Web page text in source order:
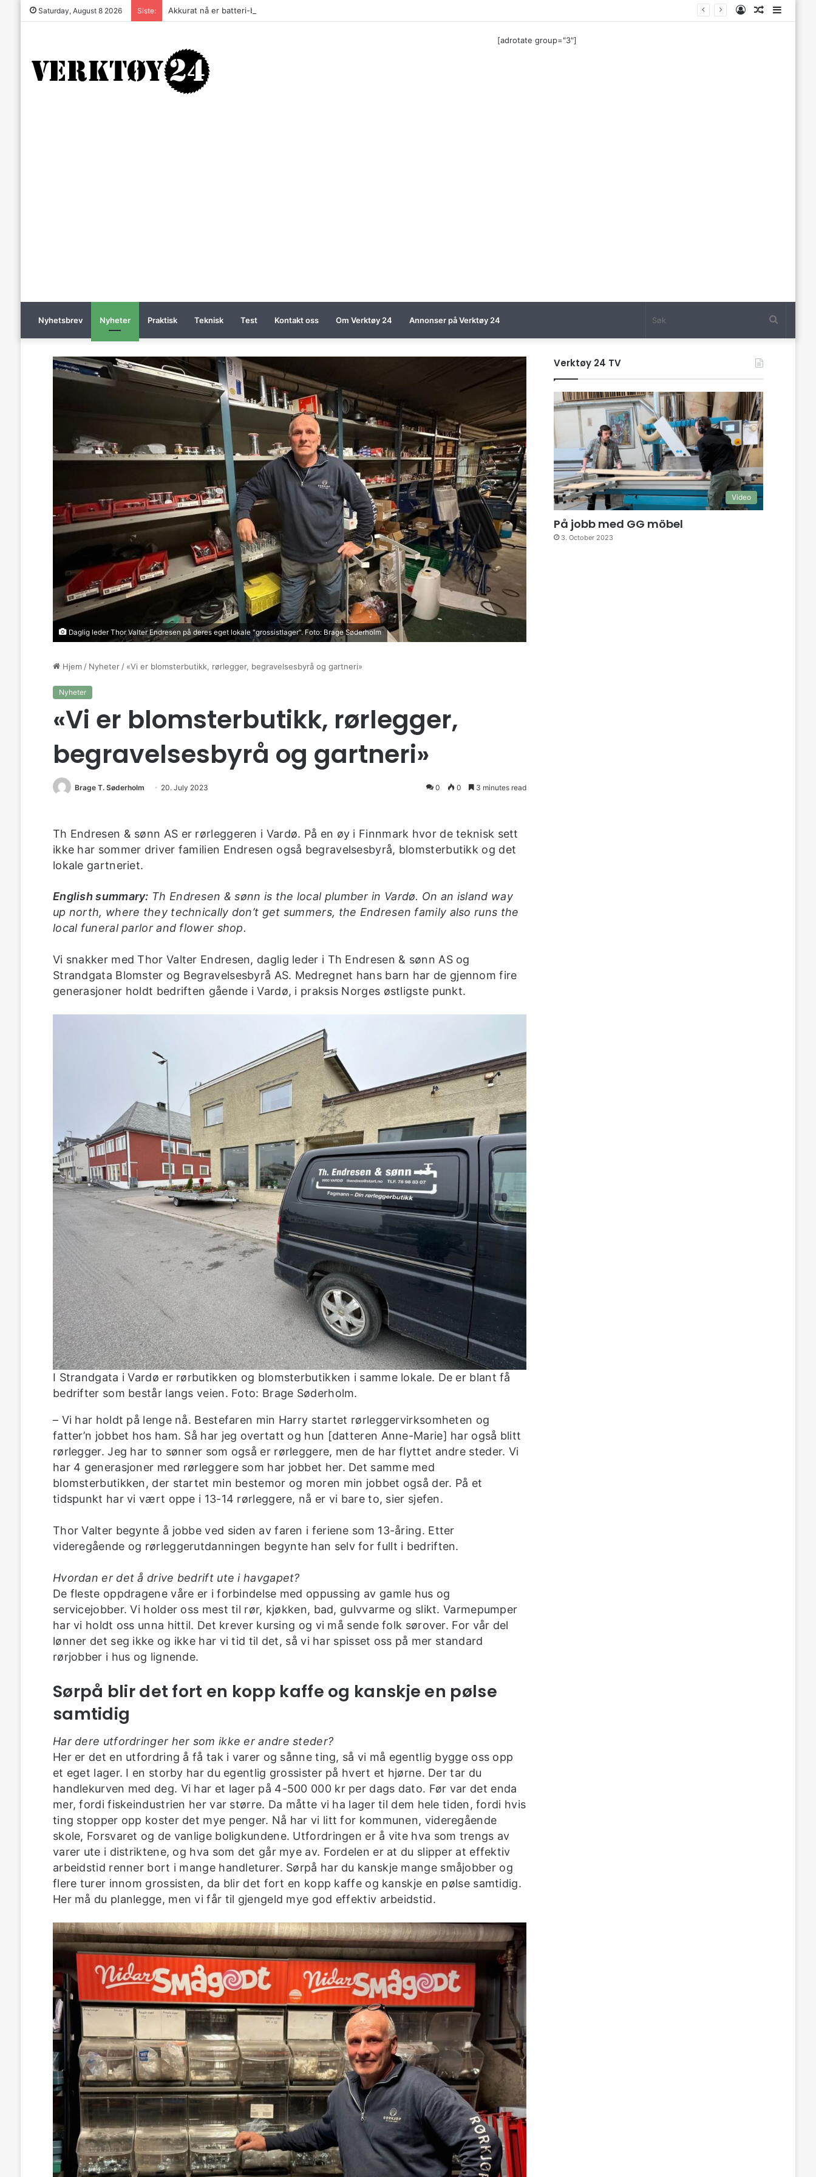
Saturday, August 8 2026 Siste: Akkurat nå er batteri-bordsaga til Festool billigere Sidebar
Tilfeldig
Log
[adrotate group="3"]
Nyhetsbrev Nyheter Praktisk Teknisk Test Kontakt oss Om Verktøy 24 Annonser på Verktøy 24
Daglig leder Thor Valter Endresen på deres eget lokale "grossistlager". Foto: Brage Søderholm
Hjem / Nyheter / «Vi er blomsterbutikk, rørlegger, begravelsesbyrå og gartneri»
Nyheter
«Vi er blomsterbutikk, rørlegger,
begravelsesbyrå og gartneri»
Brage T. Søderholm 20. July 2023 0 0 3 minutes read
Th Endresen & sønn AS er rørleggeren i Vardø. På en øy i Finnmark hvor de teknisk sett
ikke har sommer driver familien Endresen også begravelsesbyrå, blomsterbutikk og det
lokale gartneriet.
English summary: Th Endresen & sønn is the local plumber in Vardø. On an island way
up north, where they technically don’t get summers, the Endresen family also runs the
local funeral parlor and flower shop.
Vi snakker med Thor Valter Endresen, daglig leder i Th Endresen & sønn AS og
Strandgata Blomster og Begravelsesbyrå AS. Medregnet hans barn har de gjennom fire
generasjoner holdt bedriften gående i Vardø, i praksis Norges østligste punkt.
I Strandgata i Vardø er rørbutikken og blomsterbutikken i samme lokale. De er blant få
bedrifter som består langs veien. Foto: Brage Søderholm.
– Vi har holdt på lenge nå. Bestefaren min Harry startet rørleggervirksomheten og
fatter’n jobbet hos ham. Så har jeg overtatt og hun [datteren Anne-Marie] har også blitt
rørlegger. Jeg har to sønner som også er rørleggere, men de har flyttet andre steder. Vi
har 4 generasjoner med rørleggere som har jobbet her. Det samme med
blomsterbutikken, der startet min bestemor og moren min jobbet også der. På et
tidspunkt har vi vært oppe i 13-14 rørleggere, nå er vi bare to, sier sjefen.
Thor Valter begynte å jobbe ved siden av faren i feriene som 13-åring. Etter
videregående og rørleggerutdanningen begynte han selv for fullt i bedriften.
Hvordan er det å drive bedrift ute i havgapet?
De fleste oppdragene våre er i forbindelse med oppussing av gamle hus og
servicejobber. Vi holder oss mest til rør, kjøkken, bad, gulvvarme og slikt. Varmepumper
har vi holdt oss unna hittil. Det krever kursing og vi må sende folk sørover. For vår del
lønner det seg ikke og ikke har vi tid til det, så vi har spisset oss på mer standard
rørjobber i hus og lignende.
Sørpå blir det fort en kopp kaffe og kanskje en pølse
samtidig
Har dere utfordringer her som ikke er andre steder?
Her er det en utfordring å få tak i varer og sånne ting, så vi må egentlig bygge oss opp
et eget lager. I en storby har du egentlig grossister på hvert et hjørne. Der tar du
handlekurven med deg. Vi har et lager på 4-500 000 kr per dags dato. Før var det enda
mer, fordi fiskeindustrien her var større. Da måtte vi ha lager til dem hele tiden, fordi hvis
ting stopper opp koster det mye penger. Nå har vi litt for kommunen, videregående
skole, Forsvaret og de vanlige boligkundene. Utfordringen er å vite hva som trengs av
varer ute i distriktene, og hva som det går mye av. Fordelen er at du slipper at effektiv
arbeidstid renner bort i mange handleturer. Sørpå har du kanskje mange småjobber og
flere turer innom grossisten, da blir det fort en kopp kaffe og kanskje en pølse samtidig.
Her må du planlegge, men vi får til gjengeld mye god effektiv arbeidstid.
Verktøy 24 TV
Video
På jobb med GG möbel
3. October 2023